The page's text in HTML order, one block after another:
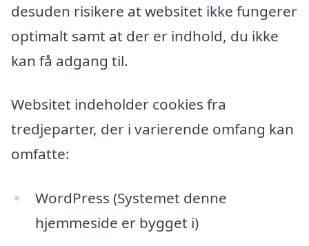
desuden risikere at websitet ikke fungerer
optimalt samt at der er indhold, du ikke
kan få adgang til.
Websitet indeholder cookies fra
tredjeparter, der i varierende omfang kan
omfatte:
WordPress (Systemet denne
hjemmeside er bygget i)